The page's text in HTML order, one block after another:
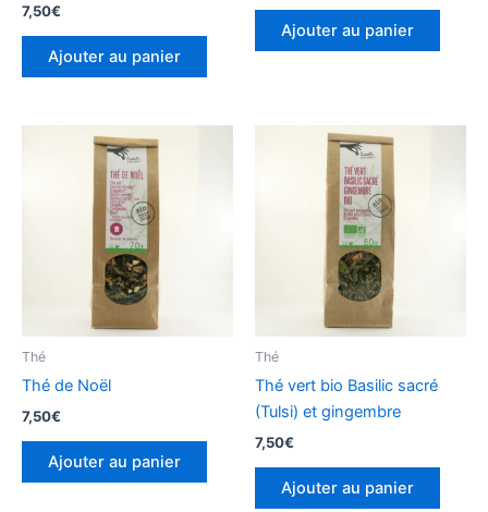
7,50€
Ajouter au panier
Ajouter au panier
Thé
Thé de Noël
7,50€
Ajouter au panier
Thé
Thé vert bio Basilic sacré
(Tulsi) et gingembre
7,50€
Ajouter au panier